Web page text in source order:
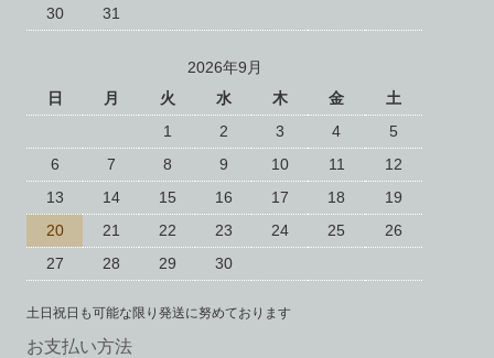
30
31
2026年9月
日
月 火 水 木 金
土
1
2 3 4
5
6
7 8 9 10 11
12
13
14 15 16 17 18
19
20
21 22 23 24 25
26
27
28 29 30
土日祝日も可能な限り発送に努めております
お支払い方法